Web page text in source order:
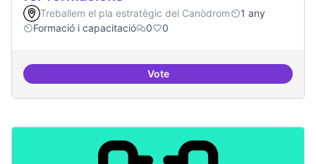
Treballem el pla estratègic del Canòdrom
1 any
Formació i capacitació
0 0
VoteCol·laboració amb Torre